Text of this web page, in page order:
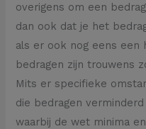
overigens om een
dan ook dat je het
als er ook nog eens
bedragen zijn trouwens
Mits er specifieke
die bedragen
waarbij de wet minima